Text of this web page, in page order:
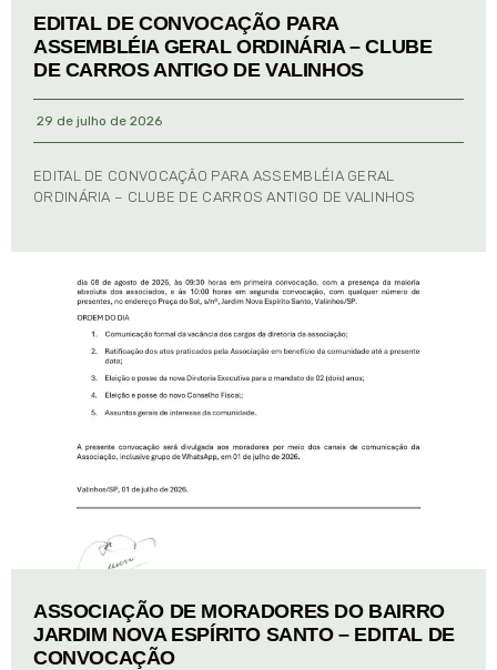
EDITAL DE CONVOCAÇÃO PARA
ASSEMBLÉIA GERAL ORDINÁRIA – CLUBE
DE CARROS ANTIGO DE VALINHOS
29 de julho de 2026
EDITAL DE CONVOCAÇÃO PARA ASSEMBLÉIA GERAL
ORDINÁRIA – CLUBE DE CARROS ANTIGO DE VALINHOS
ASSOCIAÇÃO DE MORADORES DO BAIRRO
JARDIM NOVA ESPÍRITO SANTO – EDITAL DE
CONVOCAÇÃO